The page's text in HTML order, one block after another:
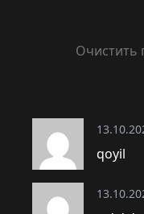
Очистить
qoyil